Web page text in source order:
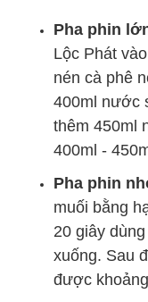
Pha phin
Lộc Phát
nén cà phê
400ml nước
thêm 450ml
400ml -
Pha phin
muối bằng
20 giây
xuống. Sau
được